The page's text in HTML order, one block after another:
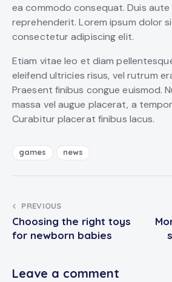
ea commodo consequat. Duis
reprehenderit. Lorem ipsum dolor
consectetur adipiscing elit.
Etiam vitae leo et diam
eleifend ultricies risus, vel rutrum
Praesent finibus congue euismod.
massa vel augue placerat, a
Curabitur placerat finibus lacus.
games news
Post
navigation
PREVIOUS
Choosing the right toys
for newborn babies
Leave a comment